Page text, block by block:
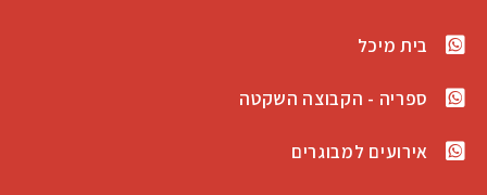
בית מיכל
ספריה - הקבוצה השקטה
אירועים למבוגרים